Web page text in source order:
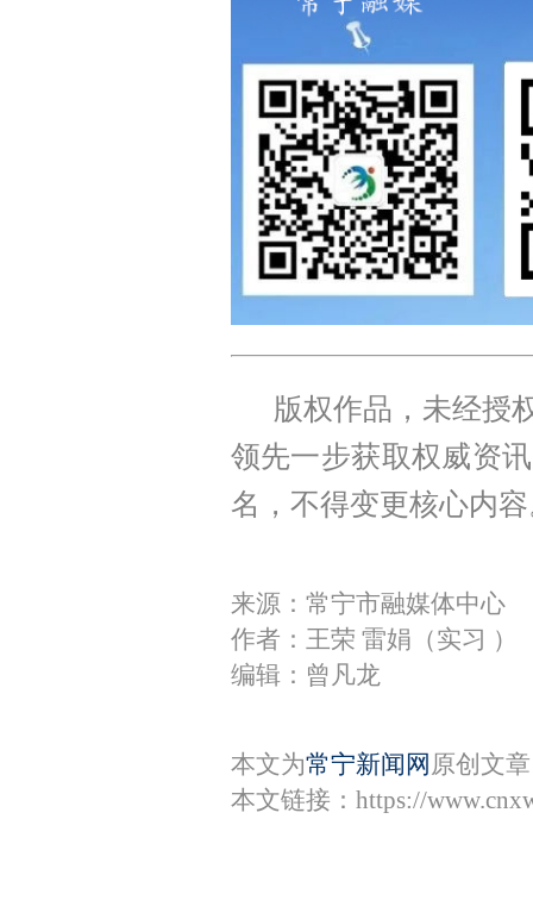
版权作品，未经授
领先一步获取权威资
名，不得变更核心内
来源：常宁市融媒体中心
作者：王荣 雷娟（实习 ）
编辑：曾凡龙
本文为常宁新闻网 原创文
本文链接： https://